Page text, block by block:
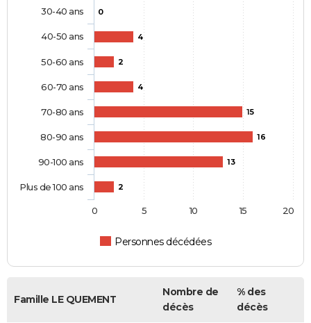
0
4
2
4
15
16
13
2
Personnes décédées
30-40 ans
40-50 ans
50-60 ans
60-70 ans
70-80 ans
80-90 ans
90-100 ans
Plus de 100 ans
0 5 10 15 20
Famille LE QUEMENT
Nombre de
décès
% des
décès